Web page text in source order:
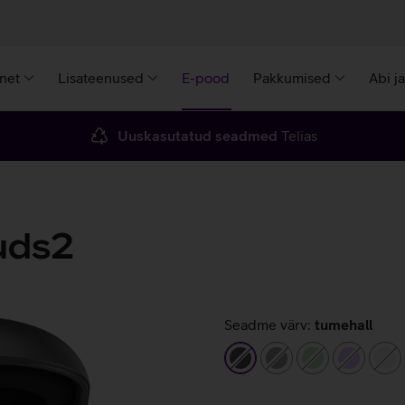
Lisateenused E-pood Pakkumised Abi
Uuskasutatud seadmed Telias
Seadme värv: tumehall
tumehall
hall heleroheline
helelilla